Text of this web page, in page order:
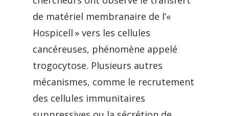
de matériel membranaire de l’«
Hospicell » vers les cellules
cancéreuses, phénomène appelé
trogocytose. Plusieurs autres
mécanismes, comme le recrutement
des cellules immunitaires